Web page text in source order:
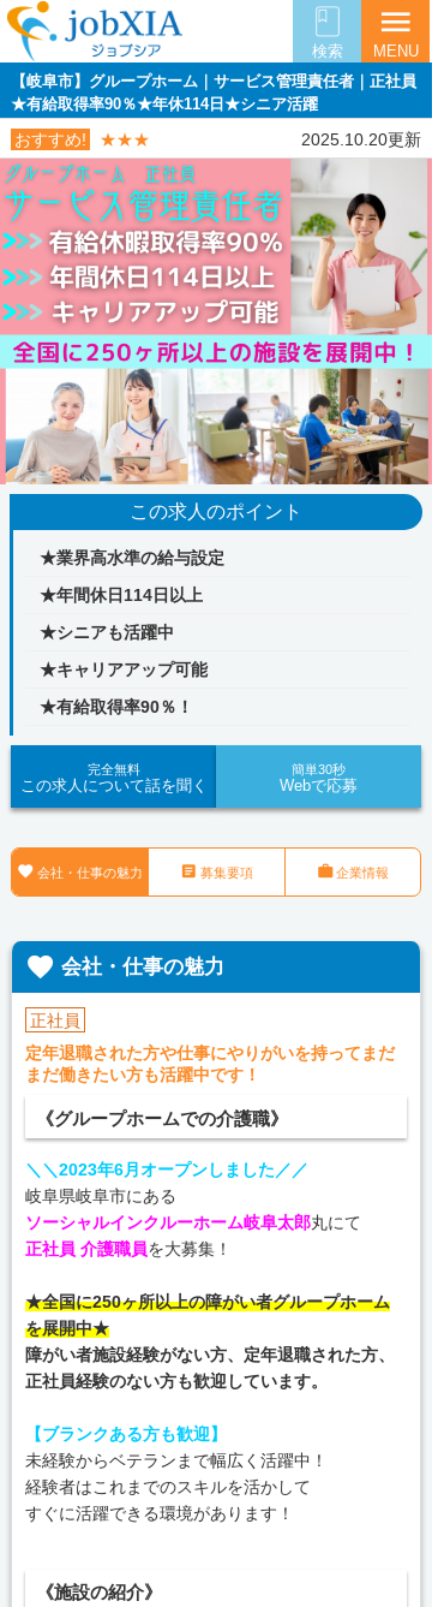
検索
menu
MENU
【岐阜市】グループホーム｜サービス管理責任者｜正社員
★有給取得率90％★年休114日★シニア活躍
おすすめ! ★★★ 2025.10.20更新
この求人のポイント
★業界高水準の給与設定
★年間休日114日以上
★シニアも活躍中
★キャリアアップ可能
★有給取得率90％！
完全無料
この求人について話を聞く
簡単30秒
Webで応募
 会社・仕事の魅力  募集要項 企業情報
 会社・仕事の魅力
正社員
定年退職された方や仕事にやりがいを持ってまだ
まだ働きたい方も活躍中です！
《グループホームでの介護職》
＼＼2023年6月オープンしました／／
岐阜県岐阜市にある
ソーシャルインクルーホーム岐阜太郎丸にて
正社員 介護職員を大募集！
★全国に250ヶ所以上の障がい者グループホーム
を展開中★
障がい者施設経験がない方、定年退職された方、
正社員経験のない方も歓迎しています。
【ブランクある方も歓迎】
未経験からベテランまで幅広く活躍中！
経験者はこれまでのスキルを活かして
すぐに活躍できる環境があります！
《施設の紹介》